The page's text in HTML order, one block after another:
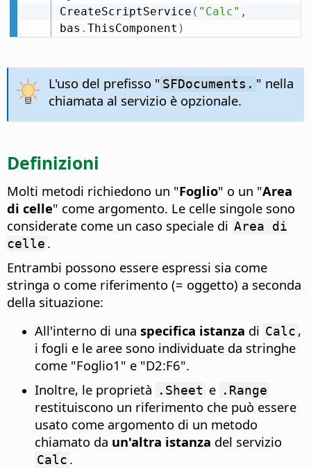
CreateScriptService ( "Calc" ,
bas . ThisComponent )
L'uso del prefisso " SFDocuments. " nella
chiamata al servizio è opzionale.
Definizioni
Molti metodi richiedono un "Foglio" o un "Area
di celle" come argomento. Le celle singole sono
considerate come un caso speciale di Area di
celle .
Entrambi possono essere espressi sia come
stringa o come riferimento (= oggetto) a seconda
della situazione:
All'interno di una specifica istanza di Calc ,
i fogli e le aree sono individuate da stringhe
come "Foglio1" e "D2:F6".
Inoltre, le proprietà
.Sheet e .Range
restituiscono un riferimento che può essere
usato come argomento di un metodo
chiamato da un'altra istanza del servizio
Calc .